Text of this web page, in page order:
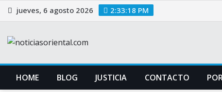
Saltar
al
jueves, 6 agosto 2026 2:33:19 PM
HOME BLOG JUSTICIA CONTACTO